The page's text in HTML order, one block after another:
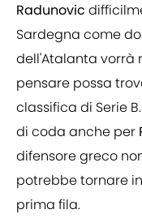
Radunovic
Sardegna come
dell'Atalanta vorrà
pensare possa
classifica di Serie
di coda anche per
difensore greco
potrebbe tornare
prima fila.